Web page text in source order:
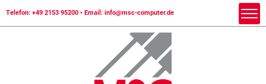
Telefon: +49 2153 95200 • Email: info@msc-computer.de